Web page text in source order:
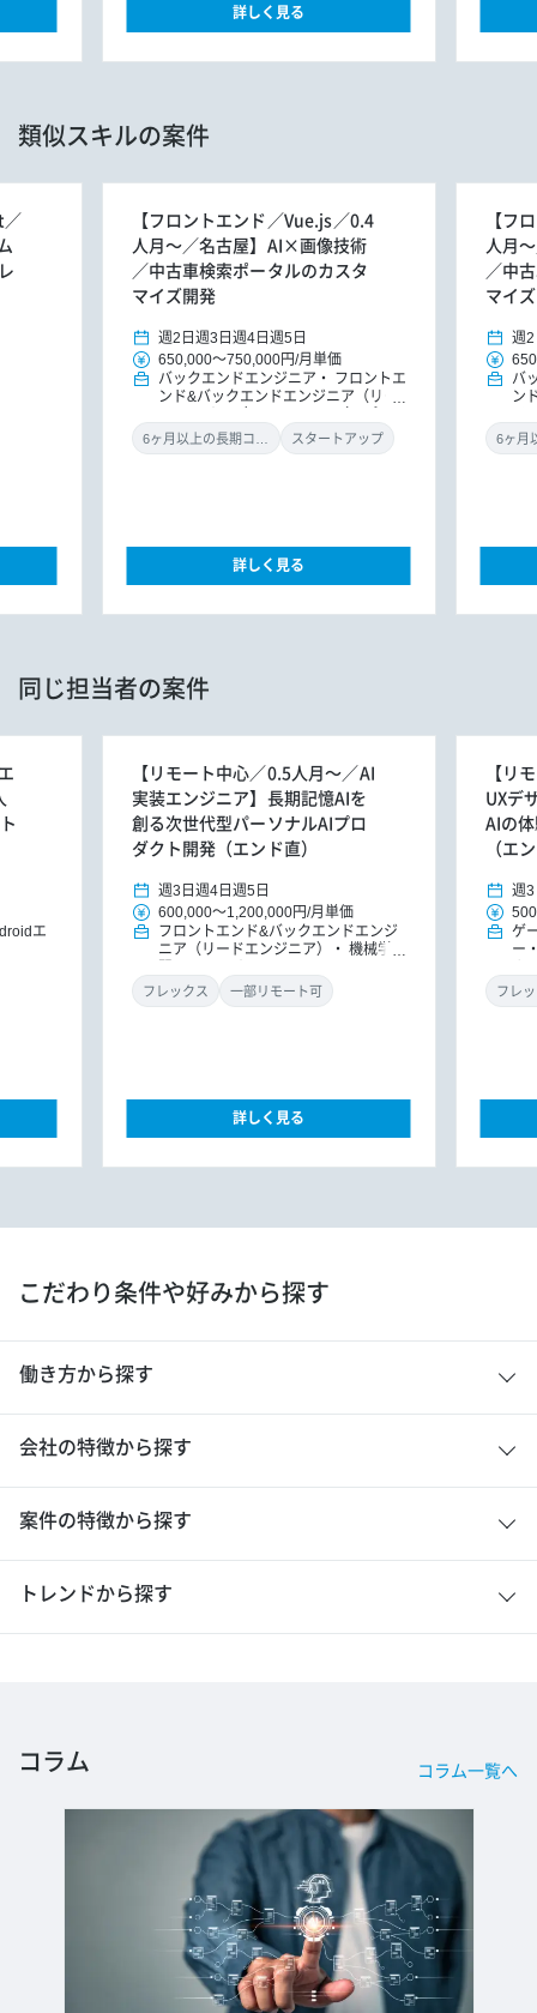
詳しく見る
類似スキルの案件
【フロントエンド／Vue.js／0.4
人月～／名古屋】AI×画像技術
／中古車検索ポータルのカスタ
マイズ開発
週2日 週3日 週4日 週5日
650,000～750,000円/月単価
バックエンドエンジニア
フロントエ
ンド&バックエンドエンジニア（リー
リ）
PM/PMO スタートアップ
詳しく見る
【フ
人月
／中
マイ
週2
バ
ン
リ
同じ担当者の案件
エ
【リモート中心／0.5人月～／AI
実装エンジニア】長期記憶AIを
創る次世代型パーソナルAIプロ
ダクト開発（エンド直）
週3日 週4日 週5日
600,000～1,200,000円/月単価
フロントエンド&バックエンドエンジ
ニア（リードエンジニア）
機械学
フレックス 一部リモート可
詳しく見る
【リ
UXデ
AIの
（エ
週3
ゲ
ー
フレ
こだわり条件や好みから探す
働き方から探す
会社の特徴から探す
案件の特徴から探す
トレンドから探す
コラム コラム一覧へ